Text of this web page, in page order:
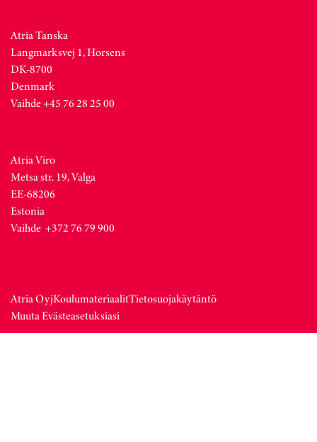
Atria Tanska
Langmarksvej 1, Horsens
DK-8700
Denmark
Vaihde +45 76 28 25 00
Atria Viro
Metsa str. 19, Valga
EE-68206
Estonia
Vaihde +372 76 79 900
Atria OyjKoulumateriaalitTietosuojakäytäntö
Muuta Evästeasetuksiasi